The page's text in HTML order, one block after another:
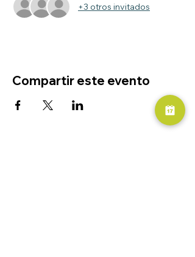
+3 otros invitados
Compartir este evento